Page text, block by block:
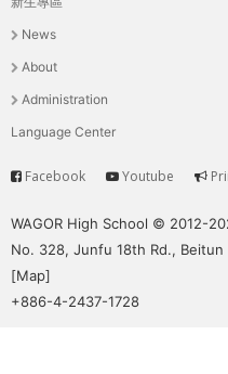
主
選
單
News
About
Administration
Language Center
Service
Facebook Youtube
WAGOR High School © 2012-
No. 328, Junfu 18th Rd.,
[Map]
+886-4-2437-1728